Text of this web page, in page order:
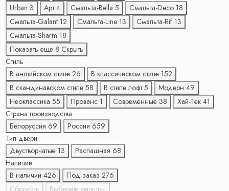
Urban 3 Арт 4 Смальта-Bella 5 Смальта-Deco 18
Смальта-Galant 12 Смальта-Line 13 Смальта-Rif 13
Смальта-Sharm 18
Показать еще 8 Скрыть
Стиль
В английском стиле 26 В классическом стиле 152
В скандинавском стиле 58 В стиле лофт 5 Модерн 49
Неоклассика 55 Прованс 1 Современные 38 Хай-Тек 41
Страна производства
Белоруссия 69 Россия 659
Тип двери
Двустворчатые 13 Распашная 68
Наличие
В наличии 426 Под заказ 276